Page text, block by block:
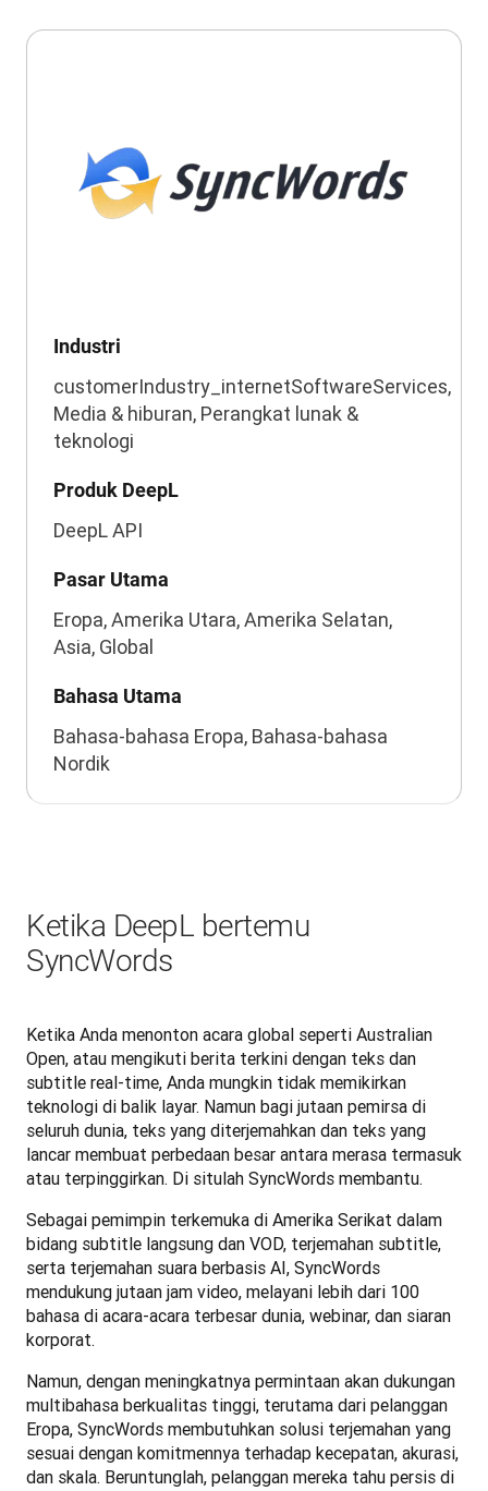
Industri
customerIndustry_internetSoftwareServices,
Media & hiburan, Perangkat lunak &
teknologi
Produk DeepL
DeepL API
Pasar Utama
Eropa, Amerika Utara, Amerika Selatan,
Asia, Global
Bahasa Utama
Bahasa-bahasa Eropa, Bahasa-bahasa
Nordik
Ketika DeepL bertemu
SyncWords
Ketika Anda menonton acara global seperti Australian
Open, atau mengikuti berita terkini dengan teks dan
subtitle real-time, Anda mungkin tidak memikirkan
teknologi di balik layar. Namun bagi jutaan pemirsa di
seluruh dunia, teks yang diterjemahkan dan teks yang
lancar membuat perbedaan besar antara merasa termasuk
atau terpinggirkan. Di situlah SyncWords membantu.
Sebagai pemimpin terkemuka di Amerika Serikat dalam
bidang subtitle langsung dan VOD, terjemahan subtitle,
serta terjemahan suara berbasis AI, SyncWords
mendukung jutaan jam video, melayani lebih dari 100
bahasa di acara-acara terbesar dunia, webinar, dan siaran
korporat.
Namun, dengan meningkatnya permintaan akan dukungan
multibahasa berkualitas tinggi, terutama dari pelanggan
Eropa, SyncWords membutuhkan solusi terjemahan yang
sesuai dengan komitmennya terhadap kecepatan, akurasi,
dan skala. Beruntunglah, pelanggan mereka tahu persis di